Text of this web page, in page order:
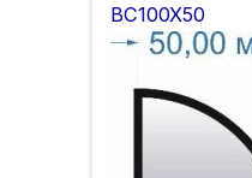
BC100X50